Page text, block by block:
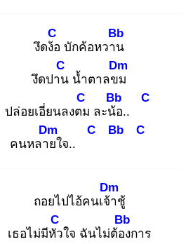
งึดง้อ
C
บักค้อหวาน
Bb
งึดปาน
C
น้ำตาลขม
Dm
ปล่อยเอี่ยนลงตม
C
ละน้อ
Bb
..
C
คนหลาย
Dm
ใจ..
C Bb C
ถอยไปไอ้คนเจ้า
Dm
ชู้
เธอไม่มีหัว
C
ใจ ฉันไม่ต้อง
Bb
การ